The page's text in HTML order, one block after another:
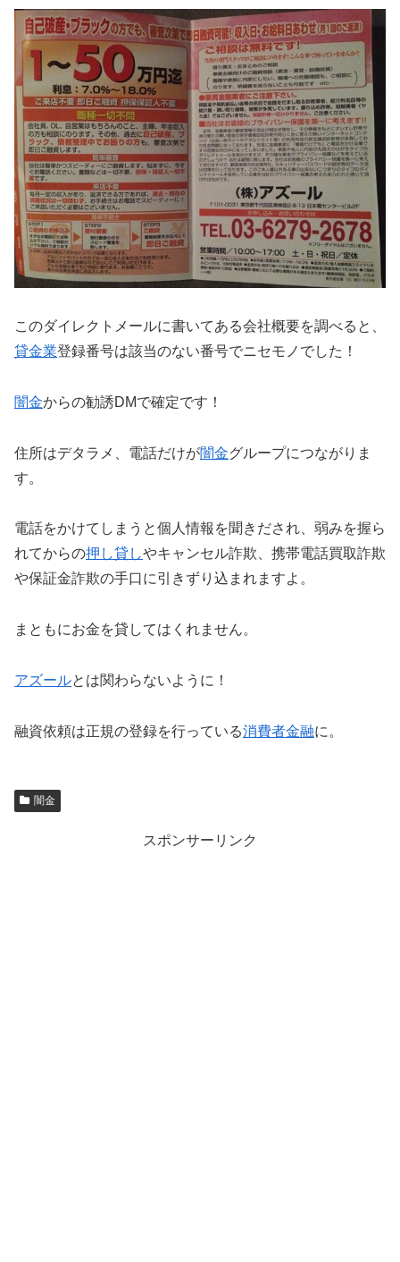
このダイレクトメールに書いてある会社概要を調べると、
貸金業登録番号は該当のない番号でニセモノでした！
闇金からの勧誘DMで確定です！
住所はデタラメ、電話だけが闇金グループにつながりま
す。
電話をかけてしまうと個人情報を聞きだされ、弱みを握ら
れてからの押し貸しやキャンセル詐欺、携帯電話買取詐欺
や保証金詐欺の手口に引きずり込まれますよ。
まともにお金を貸してはくれません。
アズールとは関わらないように！
融資依頼は正規の登録を行っている消費者金融に。
闇金
スポンサーリンク